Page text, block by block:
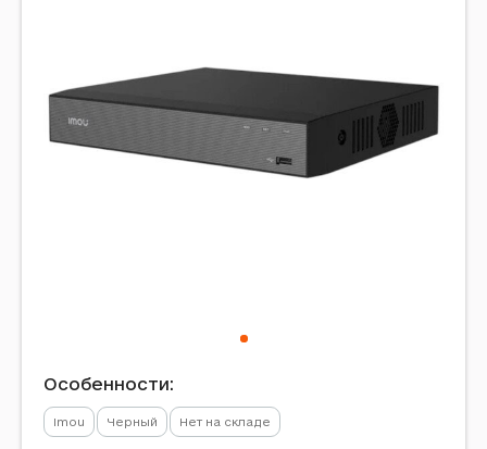
Особенности:
Imou Черный Нет на складе